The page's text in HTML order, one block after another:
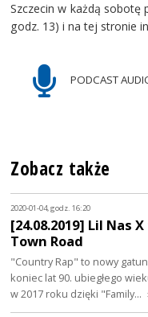
Szczecin w każdą sobotę
godz. 13) i na tej stronie
PODCAST
Zobacz także
2020-01-04, godz. 16:20
[24.08.2019] Lil Nas
Town Road
"Country Rap" to nowy
koniec lat 90. ubiegłego
w 2017 roku dzięki "Family…